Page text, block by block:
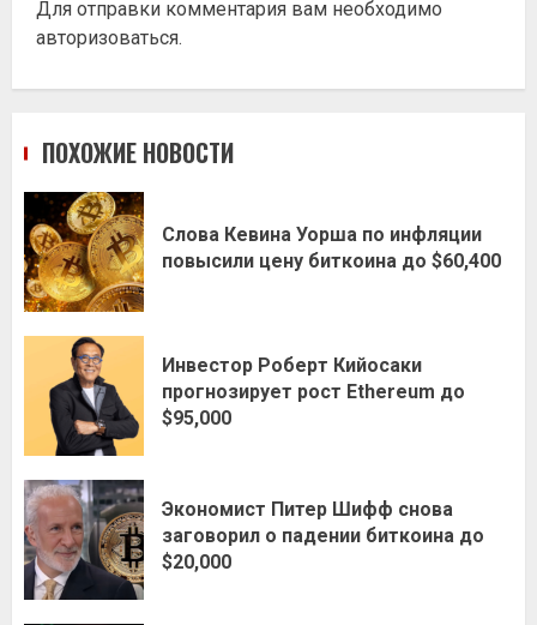
Для отправки комментария вам необходимо
авторизоваться.
ПОХОЖИЕ НОВОСТИ
Слова Кевина Уорша по инфляции
повысили цену биткоина до $60,400
Инвестор Роберт Кийосаки
прогнозирует рост Ethereum до
$95,000
Экономист Питер Шифф снова
заговорил о падении биткоина до
$20,000